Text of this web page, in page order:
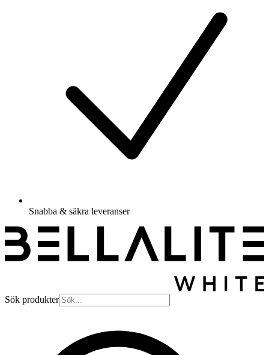
Snabba & säkra leveranser
Sök produkter